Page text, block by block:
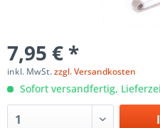
7,95 € *
inkl. MwSt.zzgl. Versandkosten
Sofort versandfertig,